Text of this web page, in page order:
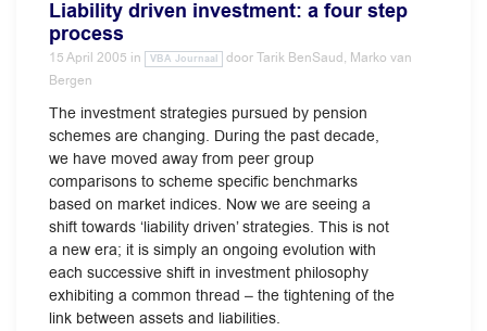
Liability driven investment: a four step
process
15 April 2005 in VBA Journaal doorTarik BenSaud, Marko van
Bergen
The investment strategies pursued by pension
schemes are changing. During the past decade,
we have moved away from peer group
comparisons to scheme specific benchmarks
based on market indices. Now we are seeing a
shift towards ‘liability driven’ strategies. This is not
a new era; it is simply an ongoing evolution with
each successive shift in investment philosophy
exhibiting a common thread – the tightening of the
link between assets and liabilities.